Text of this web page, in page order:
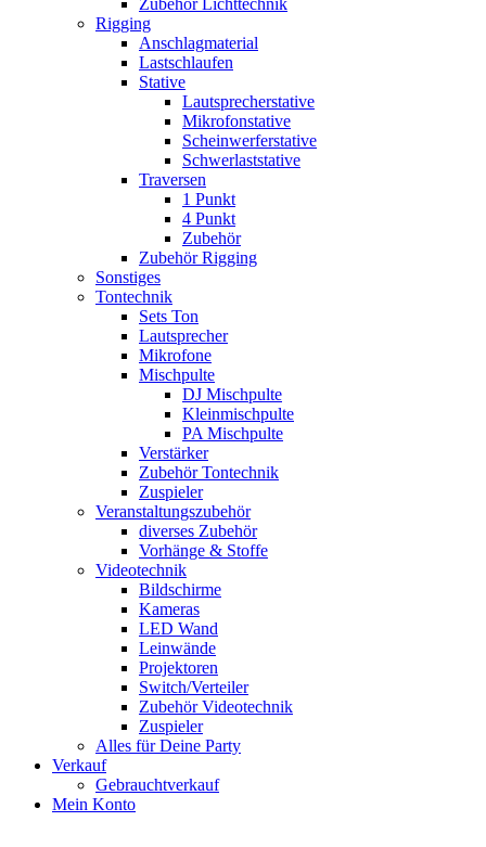
Zubehör Lichttechnik
Rigging
Anschlagmaterial
Lastschlaufen
Stative
Lautsprecherstative
Mikrofonstative
Scheinwerferstative
Schwerlaststative
Traversen
1 Punkt
4 Punkt
Zubehör
Zubehör Rigging
Sonstiges
Tontechnik
Sets Ton
Lautsprecher
Mikrofone
Mischpulte
DJ Mischpulte
Kleinmischpulte
PA Mischpulte
Verstärker
Zubehör Tontechnik
Zuspieler
Veranstaltungszubehör
diverses Zubehör
Vorhänge & Stoffe
Videotechnik
Bildschirme
Kameras
LED Wand
Leinwände
Projektoren
Switch/Verteiler
Zubehör Videotechnik
Zuspieler
Alles für Deine Party
Verkauf
Gebrauchtverkauf
Mein Konto